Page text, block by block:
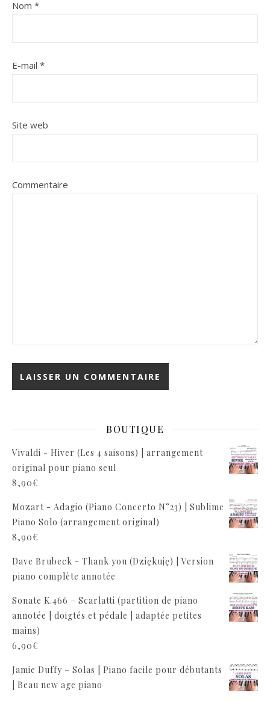
Nom *
E-mail *
Site web
Commentaire
BOUTIQUE
Vivaldi - Hiver (Les 4 saisons) | arrangement
original pour piano seul
8,90€
Mozart - Adagio (Piano Concerto N°23) | Sublime
Piano Solo (arrangement original)
8,90€
Dave Brubeck - Thank you (Dziękuję) | Version
piano complète annotée
Sonate K.466 – Scarlatti (partition de piano
annotée | doigtés et pédale | adaptée petites
mains)
6,90€
Jamie Duffy – Solas | Piano facile pour débutants
| Beau new age piano